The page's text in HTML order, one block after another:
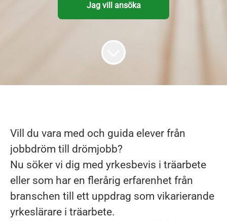
Jag vill ansöka
Vill du vara med och guida elever från
jobbdröm till drömjobb?
Nu söker vi dig med yrkesbevis i träarbete
eller som har en flerårig erfarenhet från
branschen till ett uppdrag som vikarierande
yrkeslärare i träarbete.